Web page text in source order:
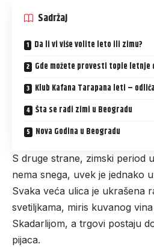
Sadržaj
Da li vi više volite leto ili zimu?
Gde možete provesti tople letnje
Klub Kafana Tarapana leti –
Šta se radi zimi u Beogradu
Nova Godina u Beogradu
S druge strane, zimski period
nema snega, uvek je jednako
Svaka veća ulica je ukrašena
svetiljkama, miris kuvanog
Skadarlijom, a trgovi postaju
pijaca.